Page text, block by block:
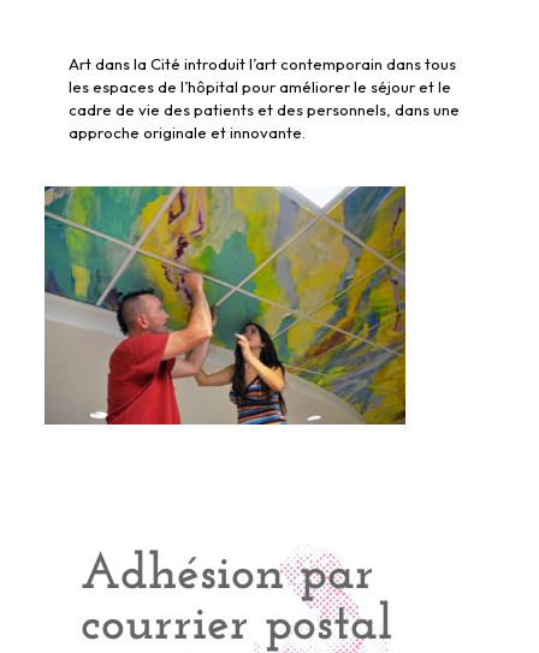
Art dans la Cité introduit l’art contemporain dans tous
les espaces de l’hôpital pour améliorer le séjour et le
cadre de vie des patients et des personnels, dans une
approche originale et innovante.
Adhésion par
courrier postal